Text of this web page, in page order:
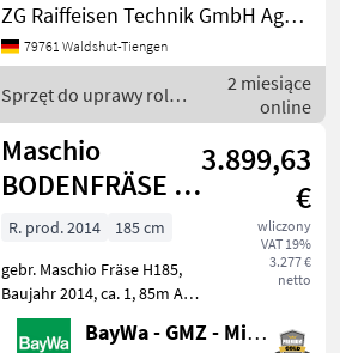
Frontanbau bock HS mit
Kompaktrahmen - mit
verlängerter
Unterlenkeraufnahme -
ZG Raiffeisen Technik GmbH Agrartechnik Tiengen
79761 Waldshut-Tiengen
Sprzęt do uprawy roli /
Maschio
2 miesiące
online
Maschio
BODENFRÄSE H-
185
3.899,63
€
wliczony
VAT 19%
3.277 €
netto
R. prod. 2014
185 cm
gebr. Maschio Fräse H185,
Baujahr 2014, ca. 1, 85m AB,
robuster Rahmen,
Tiefenverstellung über
BayWa - GMZ - Mindelheim